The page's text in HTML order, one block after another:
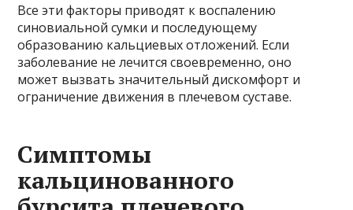
Все эти факторы приводят к воспалению
синовиальной сумки и последующему
образованию кальциевых отложений. Если
заболевание не лечится своевременно, оно
может вызвать значительный дискомфорт и
ограничение движения в плечевом суставе.
Симптомы
кальцинованного